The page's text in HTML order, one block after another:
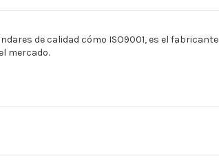
de calidad cómo ISO9001, es el fabricante
mercado.